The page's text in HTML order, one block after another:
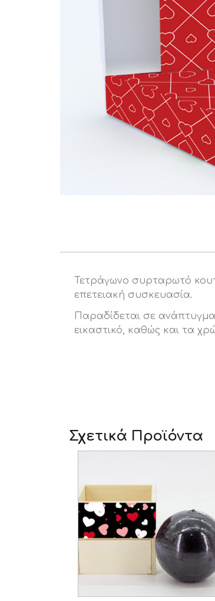
Τετράγωνο συρταρωτό
επετειακή συσκευασία.
Παραδίδεται σε
εικαστικό, καθώς και τα
Σχετικά Προϊόντα